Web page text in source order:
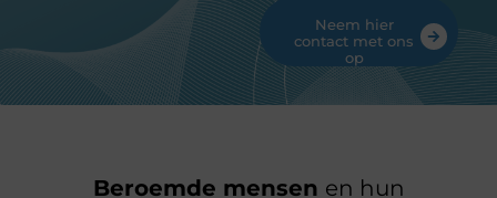
Neem hier
contact met ons
op
Beroemde mensen en hun